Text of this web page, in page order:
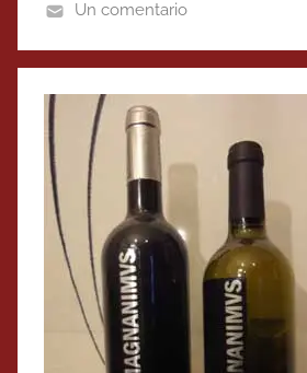
Un comentario